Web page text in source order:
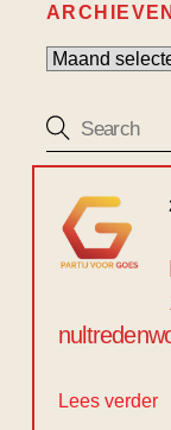
ARCHIEVEN
Archieven
Lees verder